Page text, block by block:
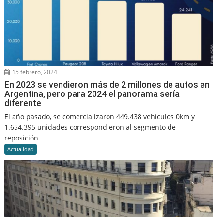
15 febrero, 2024
En 2023 se vendieron más de 2 millones de autos en
Argentina, pero para 2024 el panorama sería
diferente
El año pasado, se comercializaron 449.438 vehículos 0km y
1.654.395 unidades correspondieron al segmento de
reposición....
Actualidad